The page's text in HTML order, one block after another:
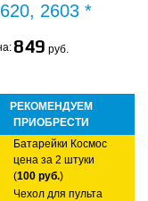
2603 *
849 руб.
РЕКОМЕНДУЕМ
ПРИОБРЕСТИ
Батарейки Космос
цена за 2 штуки
(100 руб.)
Чехол для пульта